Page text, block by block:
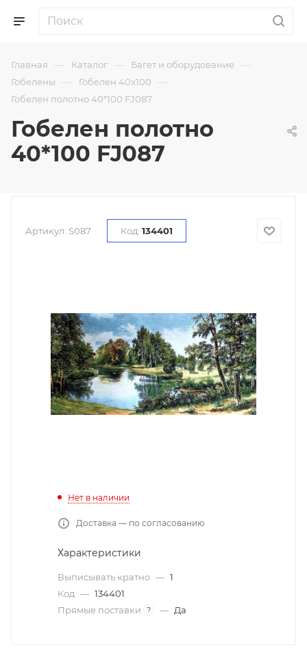
Главная — Каталог — Багет и оборудование —
Гобелены — Гобелен 40х100 —
Гобелен полотно 40*100 FJ087
Гобелен полотно
40*100 FJ087
Артикул: S087 Код: 134401
Нет в наличии
Доставка — по согласованию
Характеристики
Выписывать кратно — 1
Код — 134401
Прямые поставки
? — Да